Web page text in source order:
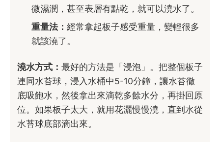
微濕潤，甚至表層有點乾，就可以澆水了。
重量法： 經常拿起板子感受重量，變輕很多
就該澆了。
澆水方式： 最好的方法是「浸泡」。把整個板子
連同水苔球，浸入水桶中5-10分鐘，讓水苔徹
底吸飽水，然後拿出來滴乾多餘水分，再掛回原
位。如果板子太大，就用花灑慢慢澆，直到水從
水苔球底部滴出來。